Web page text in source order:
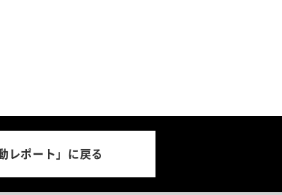
レポート」に戻る